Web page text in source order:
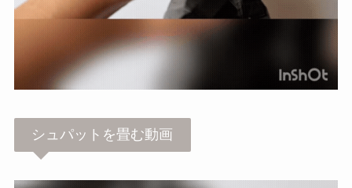
シュパットを畳む動画